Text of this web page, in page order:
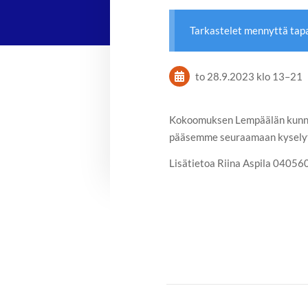
Tarkastelet mennyttä
to 28.9.2023 klo 13–21
Kokoomuksen Lempäälän
pääsemme seuraamaan
Lisätietoa Riina Aspila